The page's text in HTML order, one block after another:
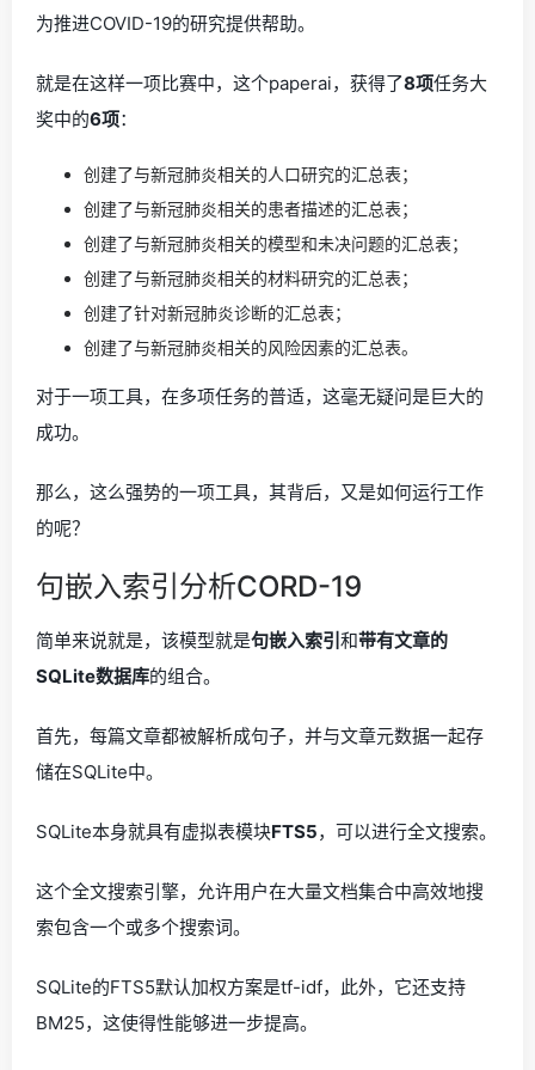
为推进COVID-19的研究提供帮助。
就是在这样一项比赛中，这个paperai，获得了8项任务大
奖中的6项：
创建了与新冠肺炎相关的人口研究的汇总表；
创建了与新冠肺炎相关的患者描述的汇总表；
创建了与新冠肺炎相关的模型和未决问题的汇总表；
创建了与新冠肺炎相关的材料研究的汇总表；
创建了针对新冠肺炎诊断的汇总表；
创建了与新冠肺炎相关的风险因素的汇总表。
对于一项工具，在多项任务的普适，这毫无疑问是巨大的
成功。
那么，这么强势的一项工具，其背后，又是如何运行工作
的呢？
句嵌入索引分析CORD-19
简单来说就是，该模型就是句嵌入索引 和带有文章的
SQLite数据库的组合。
首先，每篇文章都被解析成句子，并与文章元数据一起存
储在SQLite中。
SQLite本身就具有虚拟表模块FTS5，可以进行全文搜索。
这个全文搜索引擎，允许用户在大量文档集合中高效地搜
索包含一个或多个搜索词。
SQLite的FTS5默认加权方案是tf-idf，此外，它还支持
BM25，这使得性能够进一步提高。